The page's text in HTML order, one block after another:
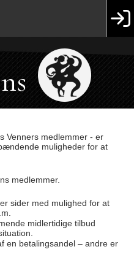
Venners medlemmer - er
muligheder for at
medlemmer.
sider med mulighed for at
midlertidige tilbud
en betalingsandel – andre er